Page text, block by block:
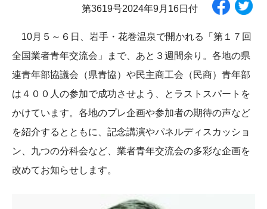
第3619号2024年9月16日付
10月５～６日、岩手・花巻温泉で開かれる「第１７回
全国業者青年交流会」まで、あと３週間余り。各地の県
連青年部協議会（県青協）や民主商工会（民商）青年部
は４００人の参加で成功させよう、とラストスパートを
かけています。各地のプレ企画や参加者の期待の声など
を紹介するとともに、記念講演やパネルディスカッショ
ン、九つの分科会など、業者青年交流会の多彩な企画を
改めてお知らせします。